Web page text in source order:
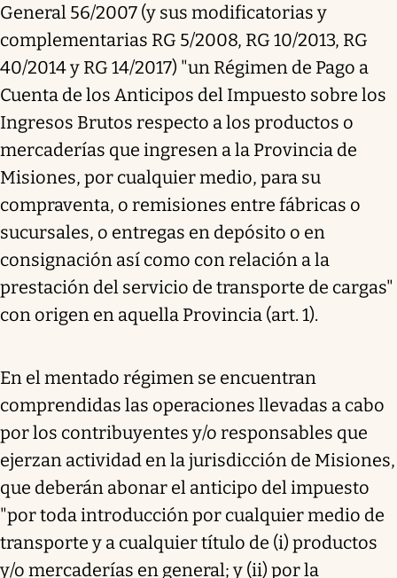
General 56/2007 (y sus modificatorias y
complementarias RG 5/2008, RG 10/2013, RG
40/2014 y RG 14/2017) "un Régimen de Pago a
Cuenta de los Anticipos del Impuesto sobre los
Ingresos Brutos respecto a los productos o
mercaderías que ingresen a la Provincia de
Misiones, por cualquier medio, para su
compraventa, o remisiones entre fábricas o
sucursales, o entregas en depósito o en
consignación así como con relación a la
prestación del servicio de transporte de cargas"
con origen en aquella Provincia (art. 1).
En el mentado régimen se encuentran
comprendidas las operaciones llevadas a cabo
por los contribuyentes y/o responsables que
ejerzan actividad en la jurisdicción de Misiones,
que deberán abonar el anticipo del impuesto
"por toda introducción por cualquier medio de
transporte y a cualquier título de (i) productos
y/o mercaderías en general; y (ii) por la